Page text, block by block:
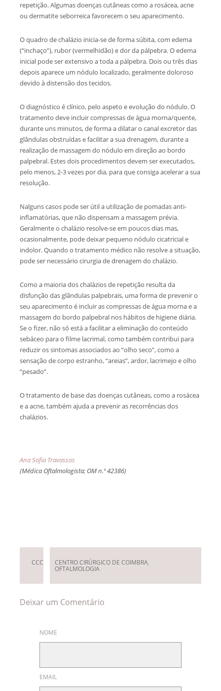
repetição. Algumas doenças cutâneas como a rosácea, acne
ou dermatite seborreica favorecem o seu aparecimento.
O quadro de chalázio inicia-se de forma súbita, com edema
(“inchaço”), rubor (vermelhidão) e dor da pálpebra. O edema
inicial pode ser extensivo a toda a pálpebra. Dois ou três dias
depois aparece um nódulo localizado, geralmente doloroso
devido à distensão dos tecidos.
O diagnóstico é clínico, pelo aspeto e evolução do nódulo. O
tratamento deve incluir compressas de água morna/quente,
durante uns minutos, de forma a dilatar o canal excretor das
glândulas obstruídas e facilitar a sua drenagem, durante a
realização de massagem do nódulo em direção ao bordo
palpebral. Estes dois procedimentos devem ser executados,
pelo menos, 2-3 vezes por dia, para que consiga acelerar a sua
resolução.
Nalguns casos pode ser útil a utilização de pomadas anti-
inflamatórias, que não dispensam a massagem prévia.
Geralmente o chalázio resolve-se em poucos dias mas,
ocasionalmente, pode deixar pequeno nódulo cicatricial e
indolor. Quando o tratamento médico não resolve a situação,
pode ser necessário cirurgia de drenagem do chalázio.
Como a maioria dos chalázios de repetição resulta da
disfunção das glândulas palpebrais, uma forma de prevenir o
seu aparecimento é incluir as compressas de água morna e a
massagem do bordo palpebral nos hábitos de higiene diária.
Se o fizer, não só está a facilitar a eliminação do conteúdo
sebáceo para o filme lacrimal, como também contribui para
reduzir os sintomas associados ao “olho seco”, como a
sensação de corpo estranho, “areias”, ardor, lacrimejo e olho
“pesado”.
O tratamento de base das doenças cutâneas, como a rosácea
e a acne, também ajuda a prevenir as recorrências dos
chalázios.
Ana Sofia Travassos
(Médica Oftalmologista; OM n.º 42386)
CCC CENTRO CIRÚRGICO DE COIMBRA,
OFTALMOLOGIA
Deixar um Comentário
NOME
EMAIL